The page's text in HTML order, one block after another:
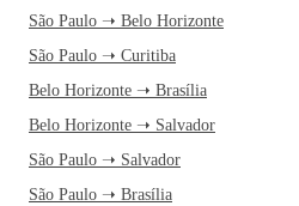
São Paulo ➝ Belo Horizonte
São Paulo ➝ Curitiba
Belo Horizonte ➝ Brasília
Belo Horizonte ➝ Salvador
São Paulo ➝ Salvador
São Paulo ➝ Brasília